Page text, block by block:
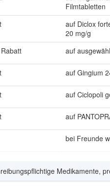
Filmtabletten
auf Diclox
20 mg/g
auf
auf Gingium
auf Ciclopoli
auf
bei Freunde
Medikamente,